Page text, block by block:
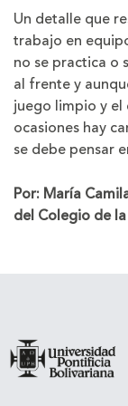
Un detalle que
trabajo en
no se practica o
al frente y
juego limpio y el
ocasiones hay
se debe pensar
Por: María
del Colegio de la